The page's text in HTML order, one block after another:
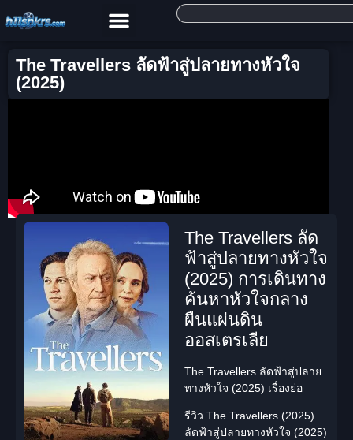
The Travellers ลัดฟ้าสู่ปลายทางหัวใจ
(2025)
The Travellers ลัด
ฟ้าสู่ปลายทางหัวใจ
(2025) การเดินทาง
ค้นหาหัวใจกลาง
ผืนแผ่นดิน
ออสเตรเลีย
The Travellers ลัดฟ้าสู่ปลาย
ทางหัวใจ (2025) เรื่องย่อ
รีวิว The Travellers (2025)
ลัดฟ้าสู่ปลายทางหัวใจ (2025)